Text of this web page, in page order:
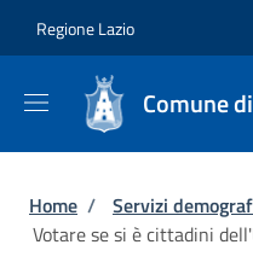
Regione Lazio
Comune
Briciole di
Home / Servizi
Votare se si è cittadini